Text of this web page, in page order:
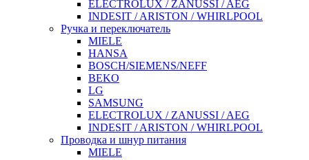
ELECTROLUX / ZANUSSI / AEG
INDESIT / ARISTON / WHIRLPOOL
Ручка и переключатель
MIELE
HANSA
BOSCH/SIEMENS/NEFF
BEKO
LG
SAMSUNG
ELECTROLUX / ZANUSSI / AEG
INDESIT / ARISTON / WHIRLPOOL
Проводка и шнур питания
MIELE